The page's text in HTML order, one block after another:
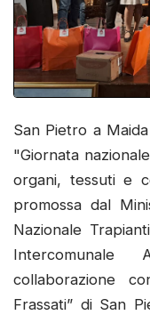
San Pietro a
"Giornata
organi, tessuti e
promossa dal
Nazionale
Intercomunale
collaborazione
Frassati” di San